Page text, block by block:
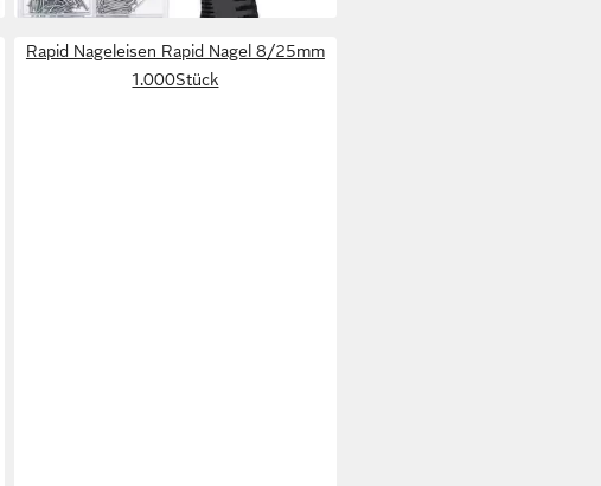
Rapid Nageleisen Rapid Nagel 8/25mm
1.000Stück